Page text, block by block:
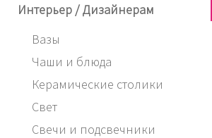
Интерьер / Дизайнерам
Вазы
Чаши и блюда
Керамические столики
Свет
Свечи и подсвечники